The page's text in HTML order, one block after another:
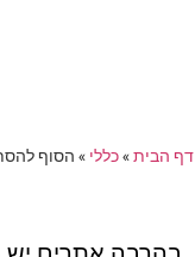
דף הבית»כללי » הסוף